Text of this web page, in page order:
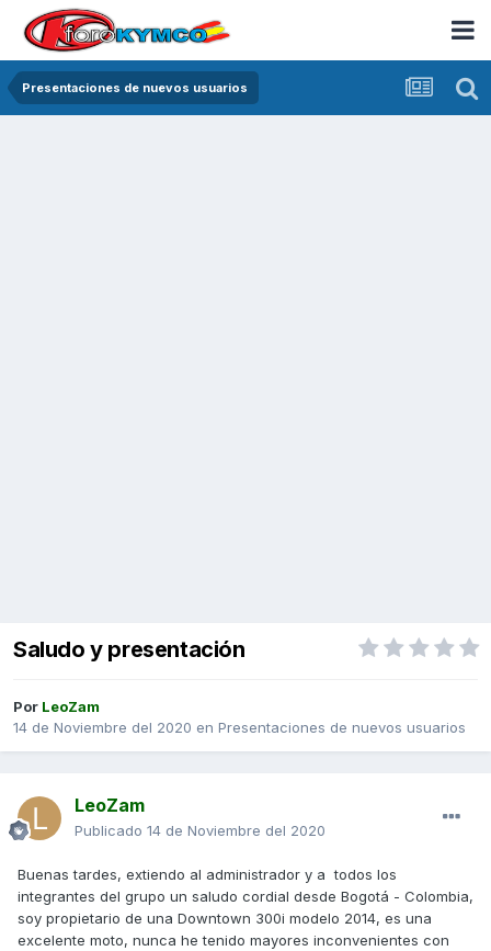
Presentaciones de nuevos usuarios
Saludo y presentación
Por LeoZam
14 de Noviembre del 2020 en Presentaciones de nuevos usuarios
LeoZam
Publicado 14 de Noviembre del 2020
Buenas tardes, extiendo al administrador y a todos los
integrantes del grupo un saludo cordial desde Bogotá - Colombia,
soy propietario de una Downtown 300i modelo 2014, es una
excelente moto, nunca he tenido mayores inconvenientes con